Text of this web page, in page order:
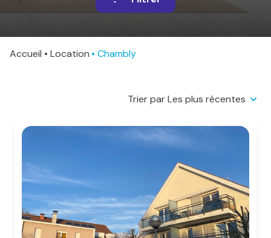
sommes-
Alerte
Accueil Location Chambly
Trier par Les plus récentes